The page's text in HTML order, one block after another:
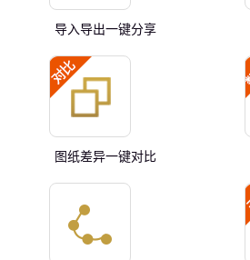
导入导出一键分享
图纸差异一键对比